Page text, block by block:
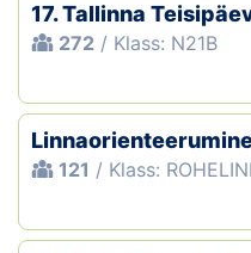
17. Tallinna
272 / Klass: N21B
121 / Klass: